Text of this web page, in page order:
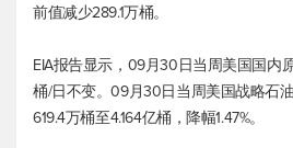
前值减少289.1万桶。
EIA报告显示，09月30日当周美国国内
桶/日不变。09月30日当周美国战略石
619.4万桶至4.164亿桶，降幅1.47%。